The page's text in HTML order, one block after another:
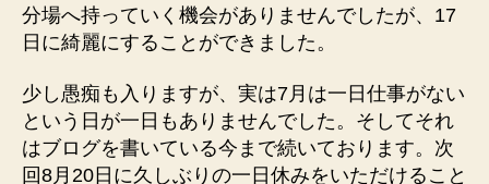
分場へ持っていく機会がありませんでしたが、17
日に綺麗にすることができました。
少し愚痴も入りますが、実は7月は一日仕事がない
という日が一日もありませんでした。そしてそれ
はブログを書いている今まで続いております。次
回8月20日に久しぶりの一日休みをいただけること